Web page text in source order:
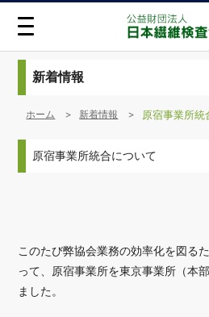
新着情報
ホーム 新着情報 原宿事業所統
原宿事業所統合について
このたび弊協会業務の効率化を図る
って、原宿事業所を東京事業所（本
ました。